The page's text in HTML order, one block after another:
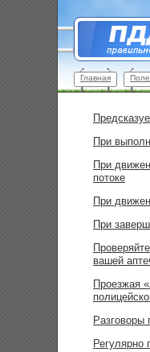
Главная
При
При
потоке
При
При
вашей
Проезжая
Разговоры
Регулярно